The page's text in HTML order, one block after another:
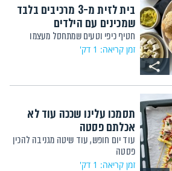
בית לזית מ-3 מרכיבים בלבד
שמכינים עם הילדים
חטיף כיפי וטעים שמתחסל מעצמו
זמן קריאה: 1 דק'
תסמכו עלינו שככה עוד לא
אכלתם פסטה
עוד יום חופש, עוד שיטה מגניבה להכין
פסטה
זמן קריאה: 1 דק'